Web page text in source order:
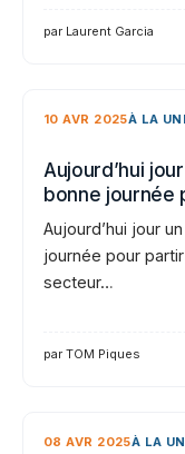
par Laurent Garcia
10 AVR 2025À LA
Aujourd’hui
bonne journée
Aujourd’hui jour
journée pour
secteur…
par TOM Piques
08 AVR 2025À LA